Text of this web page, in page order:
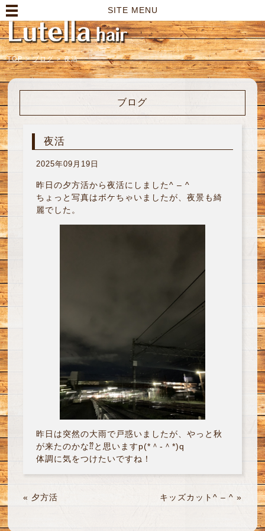
SITE MENU
TOP > ブログ > 夜活
ブログ
夜活
2025年09月19日
昨日の夕方活から夜活にしました^ – ^
ちょっと写真はボケちゃいましたが、夜景も綺
麗でした。
昨日は突然の大雨で戸惑いましたが、やっと秋
が来たのかな⁇と思いますp(*＾-＾*)q
体調に気をつけたいですね！
« 夕方活 キッズカット^ – ^ »